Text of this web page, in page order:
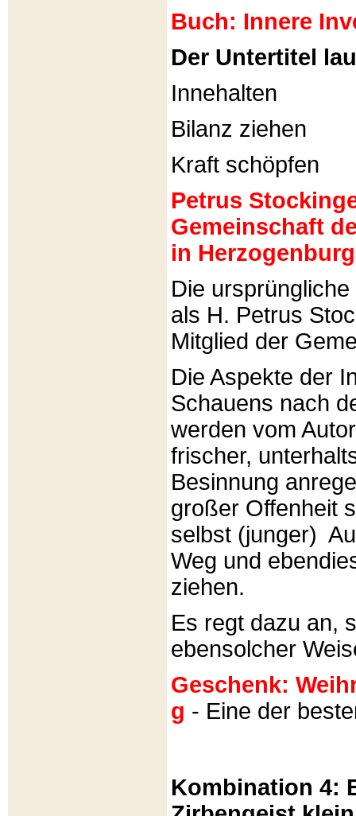
Buch: Innere
Der Untertitel
Innehalten
Bilanz ziehen
Kraft schöpfen
Petrus
Gemeinschaft
in
Die
als H. Petrus
Mitglied der
Die Aspekte der
Schauens nach
werden vom
frischer,
Besinnung
großer Offenheit
selbst (junger)
Weg und
ziehen.
Es regt dazu an,
ebensolcher
Geschenk:
g - Eine der
Kombination 4: